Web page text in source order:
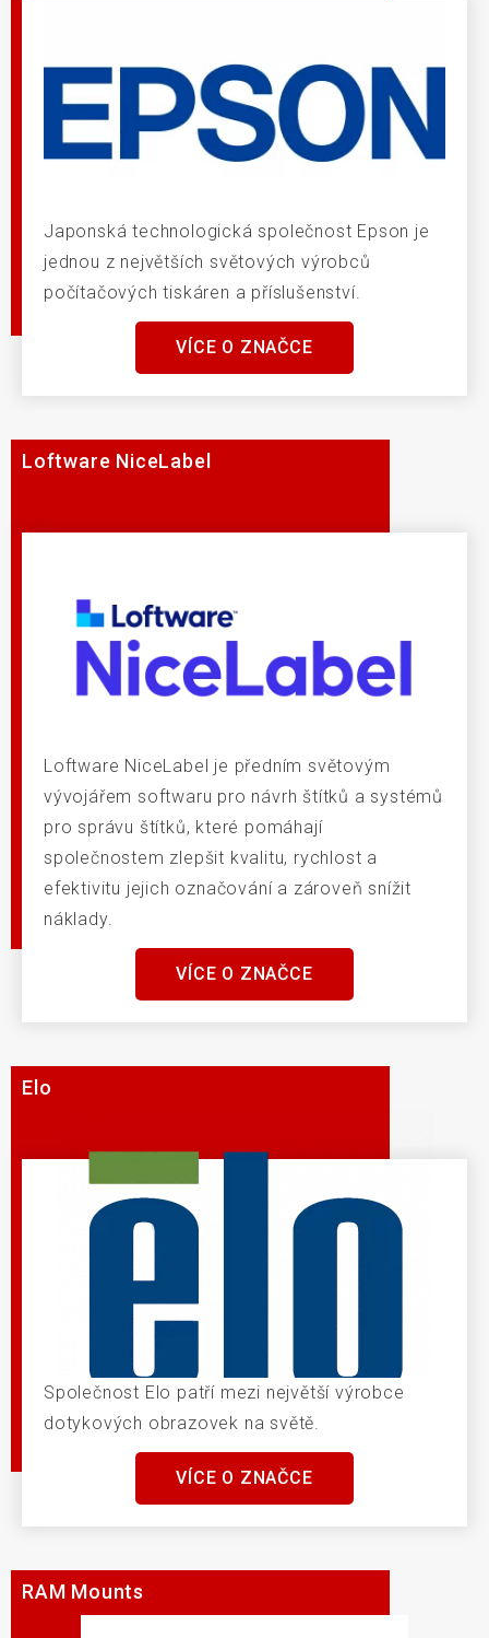
Japonská technologická společnost Epson je
jednou z největších světových výrobců
počítačových tiskáren a příslušenství.
VÍCE O ZNAČCE
Loftware NiceLabel
Loftware NiceLabel je předním světovým
vývojářem softwaru pro návrh štítků a systémů
pro správu štítků, které pomáhají
společnostem zlepšit kvalitu, rychlost a
efektivitu jejich označování a zároveň snížit
náklady.
VÍCE O ZNAČCE
Elo
Společnost Elo patří mezi největší výrobce
dotykových obrazovek na světě.
VÍCE O ZNAČCE
RAM Mounts